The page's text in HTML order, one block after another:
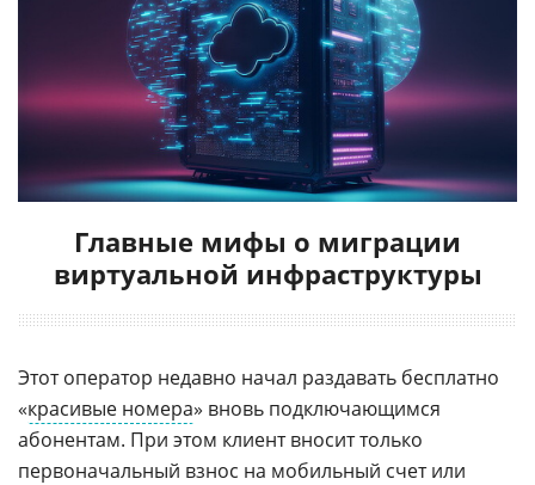
Главные мифы о миграции
виртуальной инфраструктуры
Этот оператор недавно начал раздавать бесплатно
«красивые номера» вновь подключающимся
абонентам. При этом клиент вносит только
первоначальный взнос на мобильный счет или